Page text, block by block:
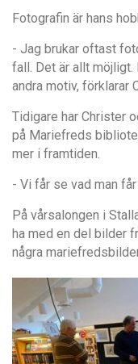
Fotografin är hans
- Jag brukar oftast
fall. Det är allt
andra motiv, förklarar
Tidigare har Christer
på Mariefreds
mer i framtiden.
- Vi får se vad man
På vårsalongen i
ha med en del bilder
några